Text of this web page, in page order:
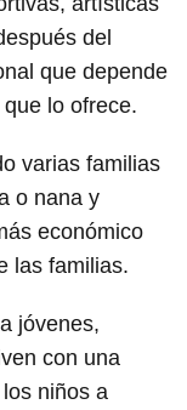
del
que depende
lo ofrece.
varias familias
o nana y
económico
las familias.
jóvenes,
con una
niños a